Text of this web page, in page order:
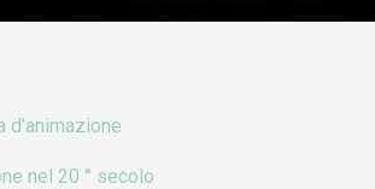
d'animazione
nel 20 ° secolo